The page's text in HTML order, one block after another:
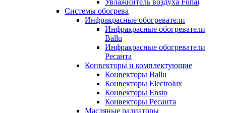
Увлажнитель воздуха Funai
Системы обогрева
Инфракрасные обогреватели
Инфракрасные обогреватели
Ballu
Инфракрасные обогреватели
Ресанта
Конвекторы и комплектующие
Конвекторы Ballu
Конвекторы Electrolux
Конвекторы Ensto
Конвекторы Ресанта
Масляные радиаторы